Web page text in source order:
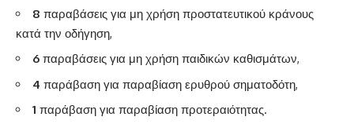
8 παραβάσεις για μη χρήση προστατευτικού κράνους
κατά την οδήγηση,
6 παραβάσεις για μη χρήση παιδικών καθισμάτων,
4 παράβαση για παραβίαση ερυθρού σηματοδότη,
1 παράβαση για παραβίαση προτεραιότητας.